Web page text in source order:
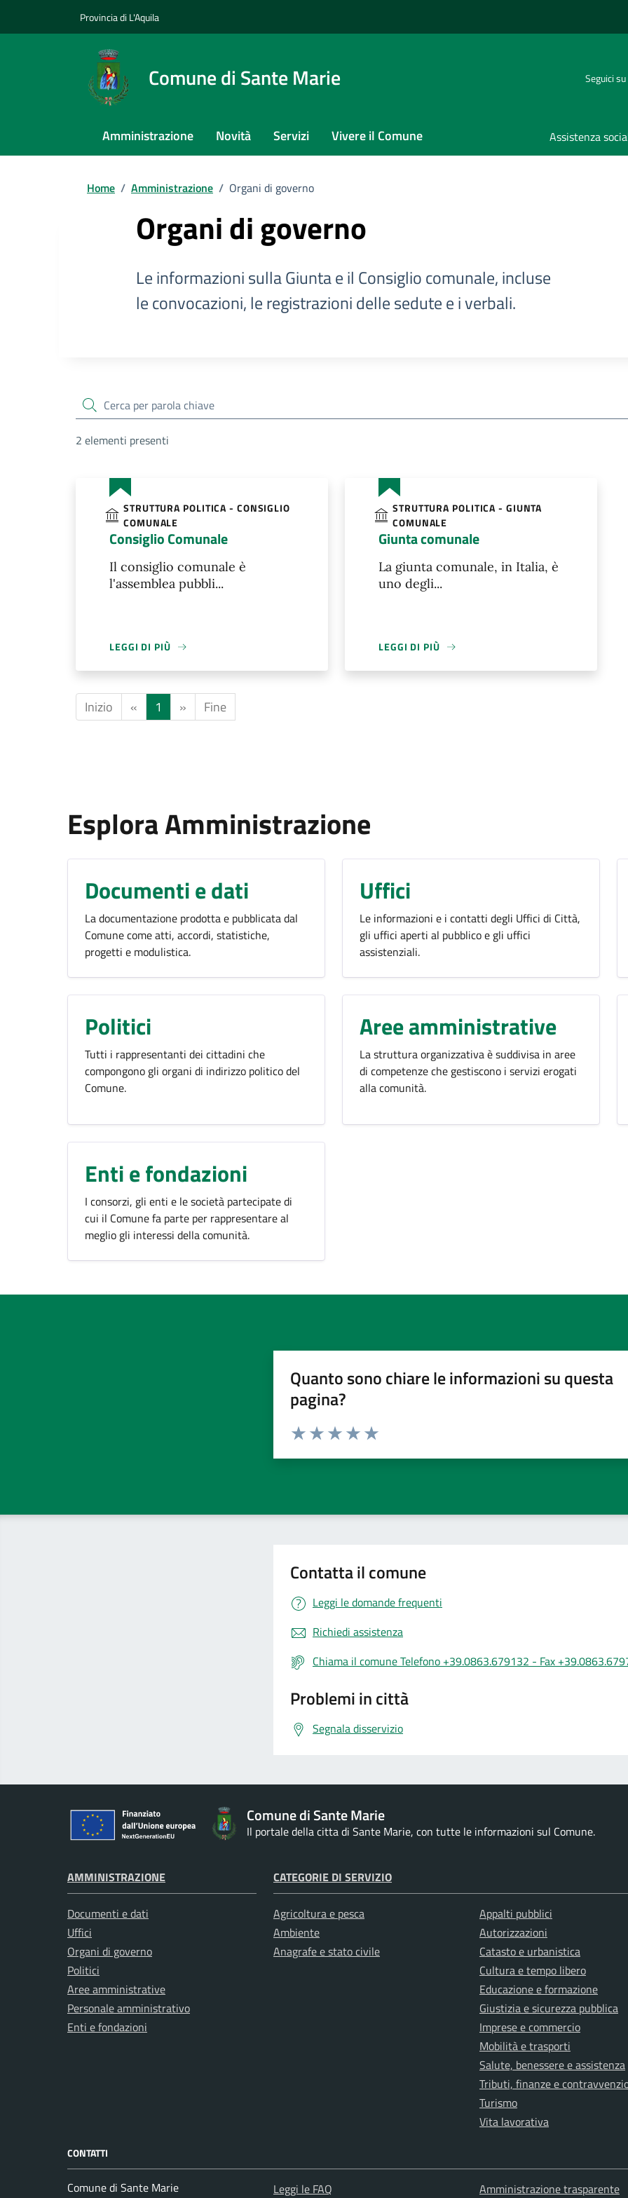
Provincia di L'Aquila
Comune di Sante Marie Seguici su
Amministrazione Novità Servizi Vivere il Comune Assistenza
Home / Amministrazione / Organi di governo
Organi di governo
Le informazioni sulla Giunta e il Consiglio comunale, incluse
le convocazioni, le registrazioni delle sedute e i verbali.
cerca
2 elementi presenti
STRUTTURA POLITICA - CONSIGLIO
COMUNALE
Consiglio Comunale
Il consiglio comunale è
l'assemblea pubbli...
LEGGI DI PIÙ
STRUTTURA POLITICA - GIUNTA
COMUNALE
Giunta comunale
La giunta comunale, in Italia, è
uno degli...
LEGGI DI PIÙ
Inizio « 1 » Fine
Esplora Amministrazione
Documenti e dati
La documentazione prodotta e pubblicata dal
Comune come atti, accordi, statistiche,
progetti e modulistica.
Uffici
Le informazioni e i contatti degli Uffici di Città,
gli uffici aperti al pubblico e gli uffici
assistenziali.
Politici
Tutti i rappresentanti dei cittadini che
compongono gli organi di indirizzo politico del
Comune.
Aree amministrative
La struttura organizzativa è suddivisa in aree
di competenze che gestiscono i servizi erogati
alla comunità.
Enti e fondazioni
I consorzi, gli enti e le società partecipate di
cui il Comune fa parte per rappresentare al
meglio gli interessi della comunità.
Quanto sono chiare le informazioni su questa
pagina?
Valuta da 1 a 5 stelle la pagina
Contatta il comune
Leggi le domande frequenti
Richiedi assistenza
Chiama il comune Telefono +39.0863.679132 - Fax
Problemi in città
Segnala disservizio
Comune di Sante Marie
Il portale della citta di Sante Marie, con tutte le informazioni sul Comune.
AMMINISTRAZIONE
Documenti e dati
Uffici
Organi di governo
Politici
Aree amministrative
Personale amministrativo
Enti e fondazioni
CATEGORIE DI SERVIZIO
Agricoltura e pesca
Ambiente
Anagrafe e stato civile
Appalti pubblici
Autorizzazioni
Catasto e urbanistica
Cultura e tempo libero
Educazione e formazione
Giustizia e sicurezza pubblica
Imprese e commercio
Mobilità e trasporti
Salute, benessere e assistenza
Tributi, finanze e
Turismo
Vita lavorativa
CONTATTI
Comune di Sante Marie
Leggi le FAQ Amministrazione trasparente